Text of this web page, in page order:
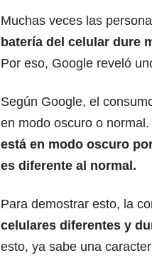
Muchas veces las
batería del celular dure
Por eso, Google reveló
Según Google, el
en modo oscuro o
está en modo oscuro
es diferente al normal.
Para demostrar esto, la
celulares diferentes y
esto, ya sabe una